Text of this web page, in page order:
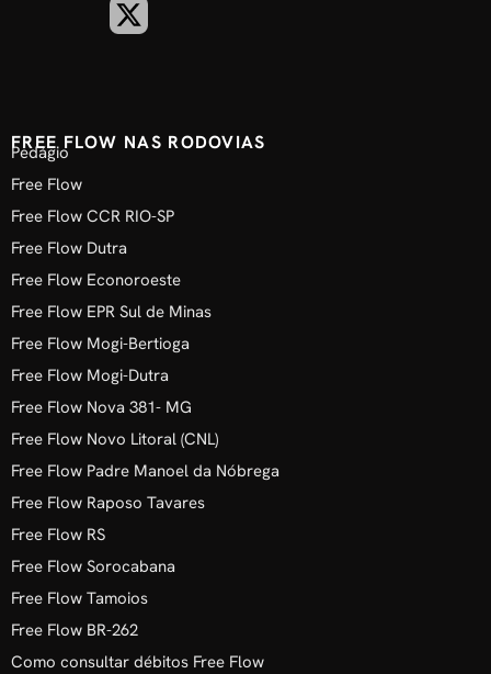
FREE FLOW NAS RODOVIAS
Pedágio
Free Flow
Free Flow CCR RIO-SP
Free Flow Dutra
Free Flow Econoroeste
Free Flow EPR Sul de Minas
Free Flow Mogi-Bertioga
Free Flow Mogi-Dutra
Free Flow Nova 381- MG
Free Flow Novo Litoral (CNL)
Free Flow Padre Manoel da Nóbrega
Free Flow Raposo Tavares
Free Flow RS
Free Flow Sorocabana
Free Flow Tamoios
Free Flow BR-262
Como consultar débitos Free Flow